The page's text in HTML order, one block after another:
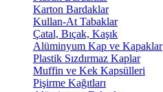
Karton Bardaklar
Kullan-At Tabaklar
Çatal, Bıçak, Kaşık
Alüminyum Kap ve Kapaklar
Plastik Sızdırmaz Kaplar
Muffin ve Kek Kapsülleri
Pişirme Kağıtları